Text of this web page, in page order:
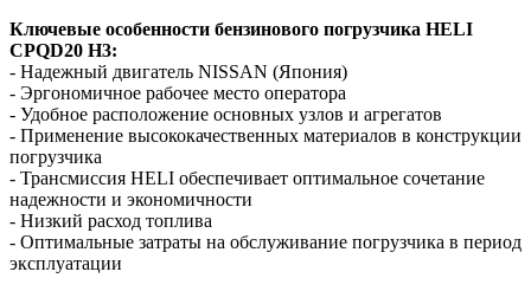
Ключевые особенности бензинового погрузчика HELI
CPQD20 H3:
- Надежный двигатель NISSAN (Япония)
- Эргономичное рабочее место оператора
- Удобное расположение основных узлов и агрегатов
- Применение высококачественных материалов в конструкции
погрузчика
- Трансмиссия HELI обеспечивает оптимальное сочетание
надежности и экономичности
- Низкий расход топлива
- Оптимальные затраты на обслуживание погрузчика в период
эксплуатации